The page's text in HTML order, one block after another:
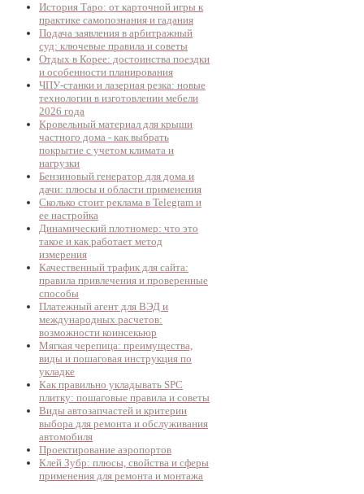
История Таро: от карточной игры к
практике самопознания и гадания
Подача заявления в арбитражный
суд: ключевые правила и советы
Отдых в Корее: достоинства поездки
и особенности планирования
ЧПУ-станки и лазерная резка: новые
технологии в изготовлении мебели
2026 года
Кровельный материал для крыши
частного дома - как выбрать
покрытие с учетом климата и
нагрузки
Бензиновый генератор для дома и
дачи: плюсы и области применения
Сколько стоит реклама в Telegram и
ее настройка
Динамический плотномер: что это
такое и как работает метод
измерения
Качественный трафик для сайта:
правила привлечения и проверенные
способы
Платежный агент для ВЭД и
международных расчетов:
возможности коинсекьюр
Мягкая черепица: преимущества,
виды и пошаговая инструкция по
укладке
Как правильно укладывать SPC
плитку: пошаговые правила и советы
Виды автозапчастей и критерии
выбора для ремонта и обслуживания
автомобиля
Проектирование аэропортов
Клей Зубр: плюсы, свойства и сферы
применения для ремонта и монтажа